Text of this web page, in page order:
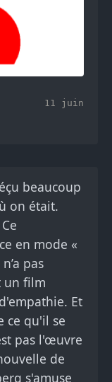
11 juin
beaucoup
on était.
en mode «
pas
un film
Et
ce qu'il se
pas l'œuvre
de
s'amuse